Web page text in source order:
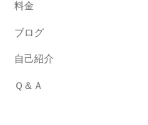
料金
ブログ
自己紹介
Ｑ＆Ａ